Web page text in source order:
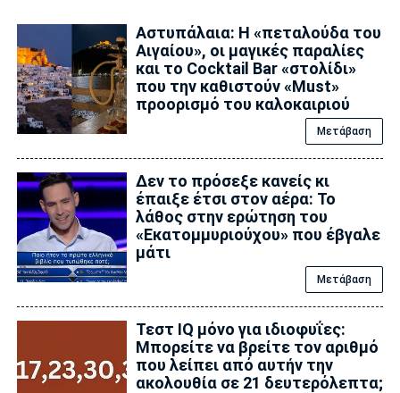
Αστυπάλαια: H «πεταλούδα του
Αιγαίου», οι μαγικές παραλίες
και το Cocktail Bar «στολίδι»
που την καθιστούν «Must»
προορισμό του καλοκαιριού
Μετάβαση
Δεν το πρόσεξε κανείς κι
έπαιξε έτσι στον αέρα: Το
λάθος στην ερώτηση του
«Εκατομμυριούχου» που έβγαλε
μάτι
Μετάβαση
Τεστ IQ μόνο για ιδιοφυΐες:
Mπορείτε να βρείτε τον αριθμό
που λείπει από αυτήν την
ακολουθία σε 21 δευτερόλεπτα;